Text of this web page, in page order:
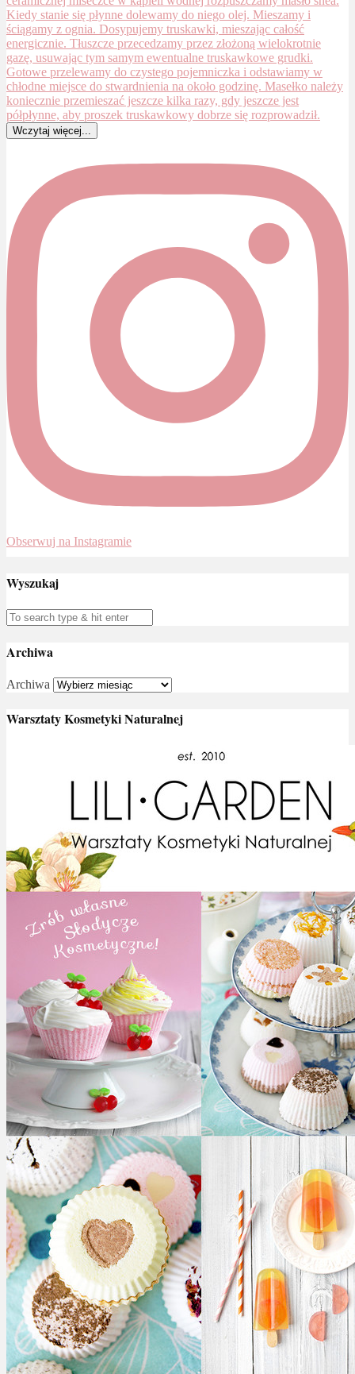
Wczytaj więcej...
Obserwuj na Instagramie
Wyszukaj
Archiwa
Archiwa
Warsztaty Kosmetyki Naturalnej